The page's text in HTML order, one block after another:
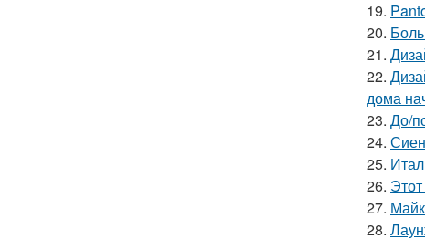
19.
20.
21.
22.
дома
23. До/
24.
25.
26.
27.
28.